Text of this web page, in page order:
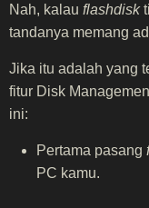
Nah, kalau flashdisk
tandanya memang
Jika itu adalah yang
fitur Disk
ini:
Pertama pasang
PC kamu.